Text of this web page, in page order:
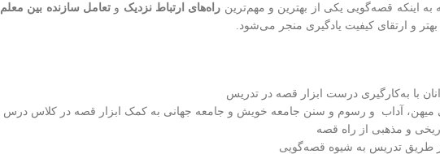
اینکه قصه‌گویی یکی از بهترین و مهم‌ترین راه‌های ارتباط نزدیک و تعامل سازنده بین معلم
و ارتقای کیفیت یادگیری منجر می‌شود.
با به‌کارگیری درست ابزار قصه در تدریس
میهن، آداب‌ و رسوم و سنن جامعه خویش و جامعه جهانی به کمک ابزار قصه در کلاس درس
و مذهبی از راه قصه
طریق تدریس به شیوه قصه‌گویی